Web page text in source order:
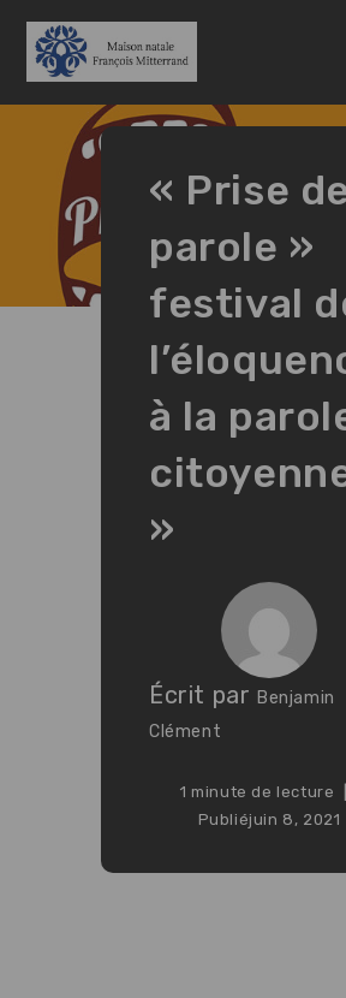
content
« Prise
parole »
festival
à la
»
Écrit par Benjamin
Clément
1 minute de lecture
Publiéjuin 8, 2021